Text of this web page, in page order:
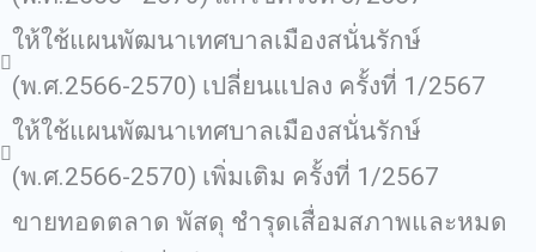
ให้ใช้แผนพัฒนาเทศบาลเมืองสนั่นรักษ์
(พ.ศ.2566-2570) เปลี่ยนแปลง ครั้งที่ 1/2567
ให้ใช้แผนพัฒนาเทศบาลเมืองสนั่นรักษ์
(พ.ศ.2566-2570) เพิ่มเติม ครั้งที่ 1/2567
ขายทอดตลาด พัสดุ ชำรุดเสื่อมสภาพและหมด